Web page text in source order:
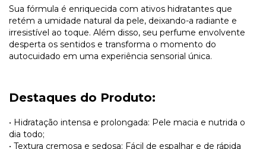
Sua fórmula é enriquecida com ativos hidratantes que
retém a umidade natural da pele, deixando-a radiante e
irresistível ao toque. Além disso, seu perfume envolvente
desperta os sentidos e transforma o momento do
autocuidado em uma experiência sensorial única.
Destaques do Produto:
• Hidratação intensa e prolongada: Pele macia e nutrida o
dia todo;
• Textura cremosa e sedosa: Fácil de espalhar e de rápida